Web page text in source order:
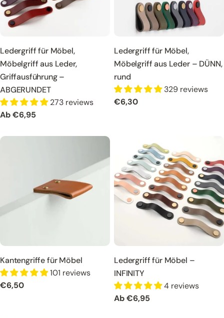
Ledergriff für Möbel,
Möbelgriff aus Leder,
Griffausführung –
ABGERUNDET
273 reviews
Regulärer
Ab €6,95
Ledergriff für Möbel,
Möbelgriff aus Leder – DÜNN,
rund
329 reviews
Regulärer
€6,30
Kantengriffe für Möbel
101 reviews
Regulärer
€6,50
Ledergriff für Möbel –
INFINITY
4 reviews
Regulärer
Ab €6,95